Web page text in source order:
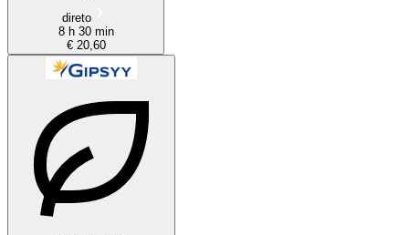
direto
8 h 30 min
€ 20,60